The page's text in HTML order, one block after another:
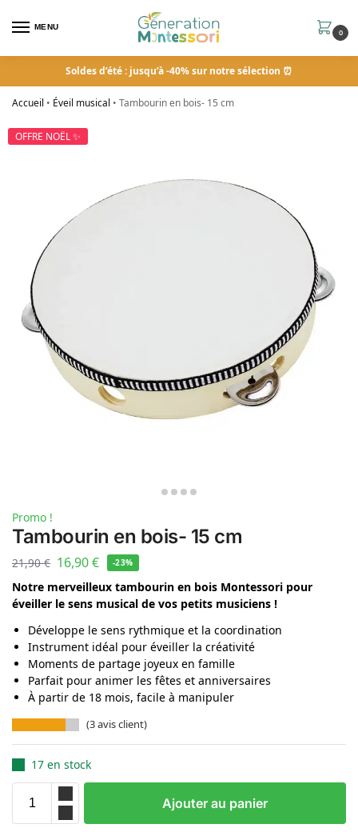
MENU
0
Soldes d’été : jusqu’à -40% sur notre sélection ⏰
Accueil • Éveil musical • Tambourin en bois- 15 cm
OFFRE NOËL ✨
Promo !
Tambourin en bois- 15 cm
21,90€ 16,90€ -23%
Notre merveilleux tambourin en bois Montessori pour
éveiller le sens musical de vos petits musiciens !
Développe le sens rythmique et la coordination
Instrument idéal pour éveiller la créativité
Moments de partage joyeux en famille
Parfait pour animer les fêtes et anniversaires
À partir de 18 mois, facile à manipuler
(3avis client)
17 en stock
Ajouter au panier